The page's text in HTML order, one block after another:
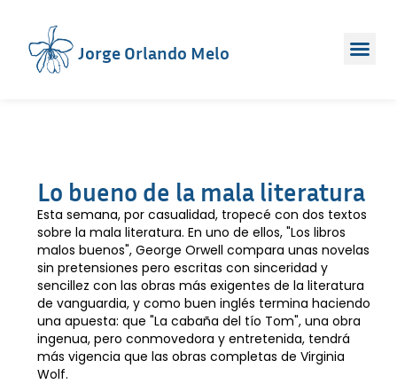
Jorge Orlando Melo
Lo bueno de la mala literatura
Esta semana, por casualidad, tropecé con dos textos
sobre la mala literatura. En uno de ellos, "Los libros
malos buenos", George Orwell compara unas novelas
sin pretensiones pero escritas con sinceridad y
sencillez con las obras más exigentes de la literatura
de vanguardia, y como buen inglés termina haciendo
una apuesta: que "La cabaña del tío Tom", una obra
ingenua, pero conmovedora y entretenida, tendrá
más vigencia que las obras completas de Virginia
Wolf.